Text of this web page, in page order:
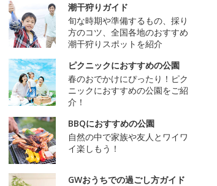
潮干狩りガイド
旬な時期や準備するもの、採り
方のコツ、全国各地のおすすめ
潮干狩りスポットを紹介
ピクニックにおすすめの公園
春のおでかけにぴったり！ピク
ニックにおすすめの公園をご紹
介！
BBQにおすすめの公園
自然の中で家族や友人とワイワ
イ楽しもう！
GWおうちでの過ごし方ガイド